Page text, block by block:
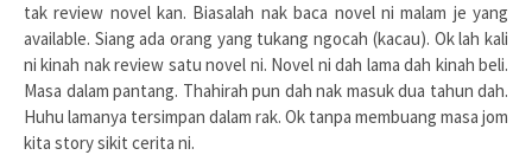
tak review novel kan. Biasalah nak baca novel ni malam je yang
available. Siang ada orang yang tukang ngocah (kacau). Ok lah kali
ni kinah nak review satu novel ni. Novel ni dah lama dah kinah beli.
Masa dalam pantang. Thahirah pun dah nak masuk dua tahun dah.
Huhu lamanya tersimpan dalam rak. Ok tanpa membuang masa jom
kita story sikit cerita ni.